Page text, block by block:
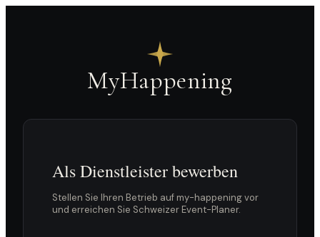
MyHappening
Als Dienstleister bewerben
Stellen Sie Ihren Betrieb auf my-happening vor
und erreichen Sie Schweizer Event-Planer.